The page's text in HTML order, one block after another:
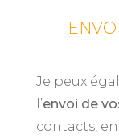
Je peux
l’envoi de
contacts,